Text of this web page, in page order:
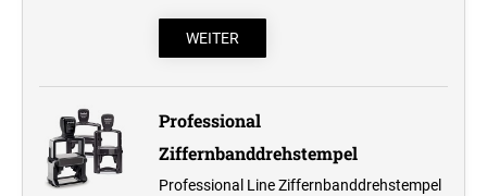
ERSATZKISSEN REINER
WEITER
Professional
Ziffernbanddrehstempel
Professional Line Ziffernbanddrehstempel